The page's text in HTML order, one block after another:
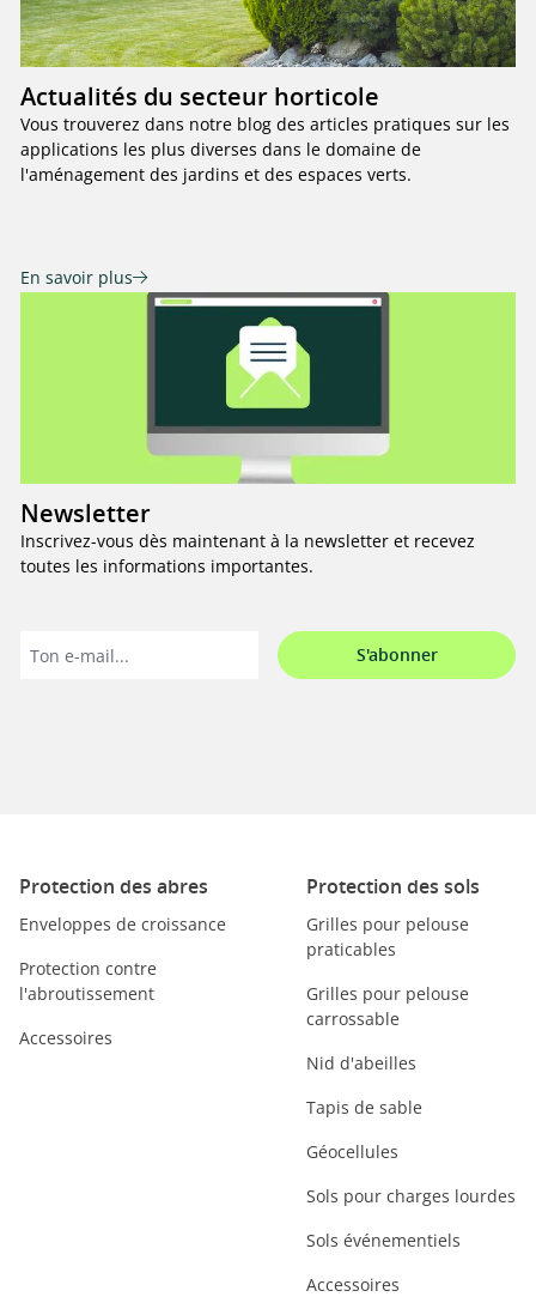
Actualités du secteur horticole
Vous trouverez dans notre blog des articles pratiques sur les
applications les plus diverses dans le domaine de
l'aménagement des jardins et des espaces verts.
En savoir plus
Newsletter
Inscrivez-vous dès maintenant à la newsletter et recevez
toutes les informations importantes.
S'abonner
Protection des abres
Enveloppes de croissance
Protection contre
l'abroutissement
Accessoires
Protection des sols
Grilles pour pelouse
praticables
Grilles pour pelouse
carrossable
Nid d'abeilles
Tapis de sable
Géocellules
Sols pour charges lourdes
Sols événementiels
Accessoires